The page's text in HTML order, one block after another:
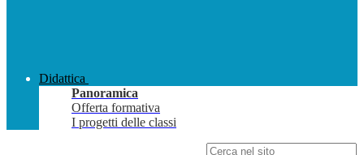
Didattica
Panoramica
Offerta formativa
I progetti delle classi